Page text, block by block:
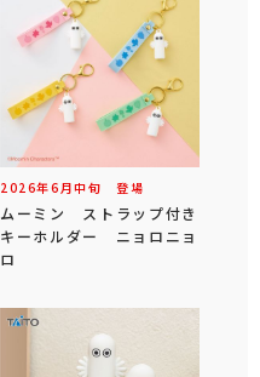
2026年6 月中旬 登場
ムーミン ストラップ付き
キーホルダー ニョロニョ
ロ